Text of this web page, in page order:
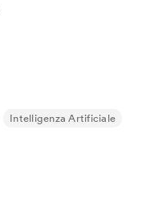
Intelligenza Artificiale